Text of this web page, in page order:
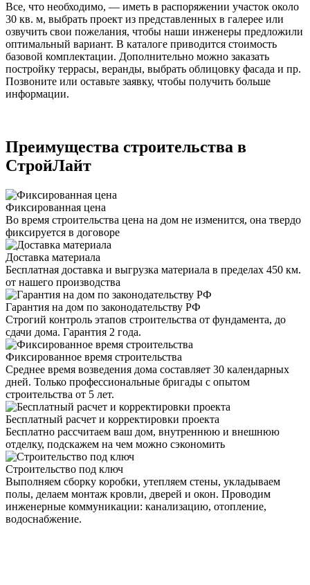
Все, что необходимо, — иметь в распоряжении участок около
30 кв. м, выбрать проект из представленных в галерее или
озвучить свои пожелания, чтобы наши инженеры предложили
оптимальный вариант. В каталоге приводится стоимость
базовой комплектации. Дополнительно можно заказать
постройку террасы, веранды, выбрать облицовку фасада и пр.
Позвоните или оставьте заявку, чтобы получить больше
информации.
Преимущества строительства в
СтройЛайт
Фиксированная цена
Во время строительства цена на дом не изменится, она твердо
фиксируется в договоре
Доставка материала
Бесплатная доставка и выгрузка материала в пределах 450 км.
от нашего производства
Гарантия на дом по законодательству РФ
Строгий контроль этапов строительства от фундамента, до
сдачи дома. Гарантия 2 года.
Фиксированное время строительства
Среднее время возведения дома составляет 30 календарных
дней. Только профессиональные бригады с опытом
строительства от 5 лет.
Бесплатный расчет и корректировки проекта
Бесплатно рассчитаем ваш дом, внутреннюю и внешнюю
отделку, подскажем на чем можно сэкономить
Строительство под ключ
Выполняем сборку коробки, утепляем стены, укладываем
полы, делаем монтаж кровли, дверей и окон. Проводим
инженерные коммуникации: канализацию, отопление,
водоснабжение.